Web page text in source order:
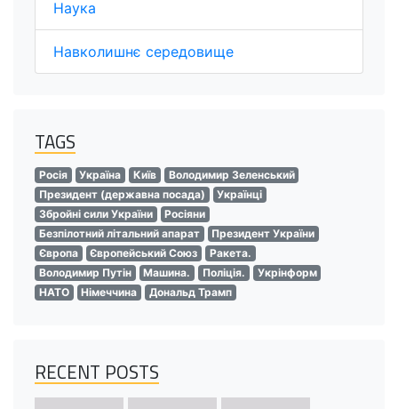
Наука
Навколишнє середовище
TAGS
Росія Україна Київ
Володимир Зеленський
Президент (державна посада)
Українці
Збройні сили України
Росіяни
Безпілотний літальний апарат
Президент України
Європа
Європейський Союз
Ракета.
Володимир Путін
Машина. Поліція.
Укрінформ
НАТО
Німеччина Дональд Трамп
RECENT POSTS